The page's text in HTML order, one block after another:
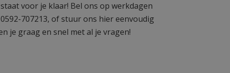
voor je klaar! Bel ons op werkdagen
707213, of stuur ons hier eenvoudig
je graag en snel met al je vragen!